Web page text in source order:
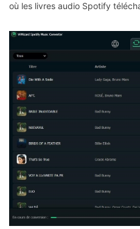
où les livres audio Spotify